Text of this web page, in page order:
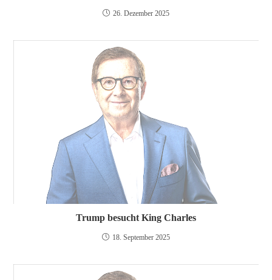
26. Dezember 2025
Trump besucht King Charles
18. September 2025